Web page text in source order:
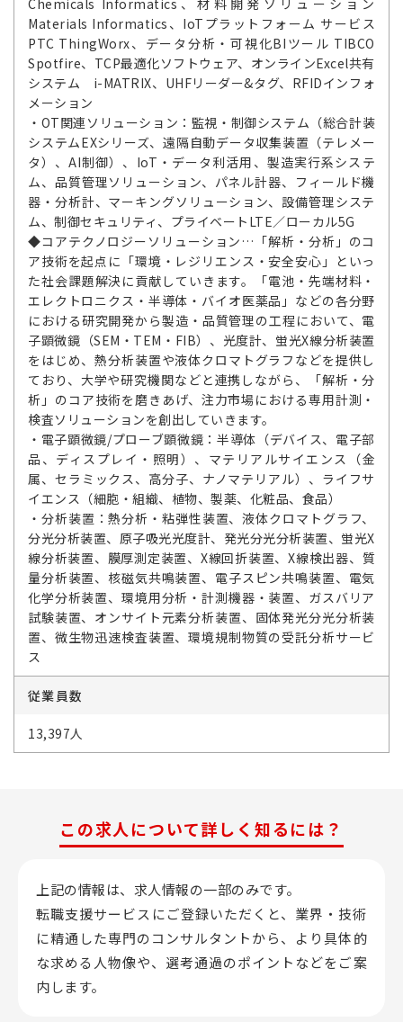
Chemicals Informatics、材料開発ソリューション
Materials Informatics、IoTプラットフォーム サービス
PTC ThingWorx、データ分析・可視化BIツール TIBCO
Spotfire、TCP最適化ソフトウェア、オンラインExcel共有
システム i-MATRIX、UHFリーダー&タグ、RFIDインフォ
メーション
・OT関連ソリューション：監視・制御システム（総合計装
システムEXシリーズ、遠隔自動データ収集装置（テレメー
タ）、AI制御）、IoT・データ利活用、製造実行系システ
ム、品質管理ソリューション、パネル計器、フィールド機
器・分析計、マーキングソリューション、設備管理システ
ム、制御セキュリティ、プライベートLTE／ローカル5G
◆コアテクノロジーソリューション…「解析・分析」のコ
ア技術を起点に「環境・レジリエンス・安全安心」といっ
た社会課題解決に貢献していきます。「電池・先端材料・
エレクトロニクス・半導体・バイオ医薬品」などの各分野
における研究開発から製造・品質管理の工程において、電
子顕微鏡（SEM・TEM・FIB）、光度計、蛍光X線分析装置
をはじめ、熱分析装置や液体クロマトグラフなどを提供し
ており、大学や研究機関などと連携しながら、「解析・分
析」のコア技術を磨きあげ、注力市場における専用計測・
検査ソリューションを創出していきます。
・電子顕微鏡/プローブ顕微鏡：半導体（デバイス、電子部
品、ディスプレイ・照明）、マテリアルサイエンス（金
属、セラミックス、高分子、ナノマテリアル）、ライフサ
イエンス（細胞・組織、植物、製薬、化粧品、食品）
・分析装置：熱分析・粘弾性装置、液体クロマトグラフ、
分光分析装置、原子吸光光度計、発光分光分析装置、蛍光X
線分析装置、膜厚測定装置、X線回折装置、X線検出器、質
量分析装置、核磁気共鳴装置、電子スピン共鳴装置、電気
化学分析装置、環境用分析・計測機器・装置、ガスバリア
試験装置、オンサイト元素分析装置、固体発光分光分析装
置、微生物迅速検査装置、環境規制物質の受託分析サービ
ス
従業員数
13,397人
この求人について詳しく知るには？
上記の情報は、求人情報の一部のみです。
転職支援サービスにご登録いただくと、業界・技術
に精通した専門のコンサルタントから、 より具体的
な求める人物像や、選考通過のポイントなどをご案
内します。